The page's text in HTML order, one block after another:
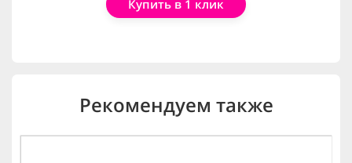
Купить в 1 клик
Рекомендуем также